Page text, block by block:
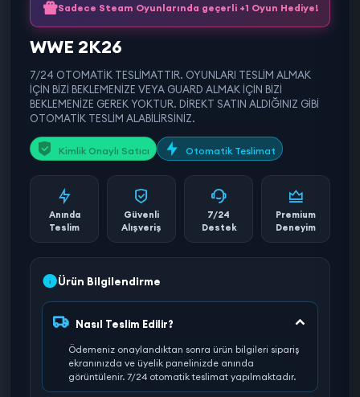
Sadece Steam Oyunlarında geçerli +1 Oyun Hediye!
WWE 2K26
7/24 OTOMATİK TESLİMATTIR. OYUNLARI TESLİM ALMAK
İÇİN BİZİ BEKLEMENİZE VEYA GUARD ALMAK İÇİN BİZİ
BEKLEMENİZE GEREK YOKTUR. DİREKT SATIN ALDIĞINIZ GİBİ
OTOMATİK TESLİM ALABİLİRSİNİZ.
Kimlik Onaylı Satıcı Otomatik Teslimat
Anında
Teslim
Güvenli
Alışveriş
7/24
Destek
Premium
Deneyim
Ürün Bilgilendirme
Nasıl Teslim Edilir?
Ödemeniz onaylandıktan sonra ürün bilgileri sipariş
ekranınızda ve üyelik panelinizde anında
görüntülenir. 7/24 otomatik teslimat yapılmaktadır.